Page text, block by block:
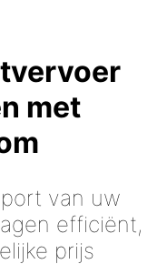
met
van uw
efficiënt,
prijs